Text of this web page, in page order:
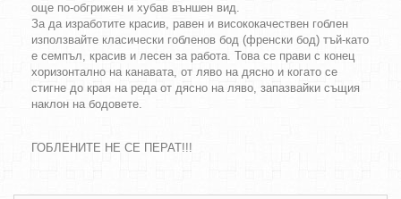
още по-обгрижен и хубав външен вид.
За да изработите красив, равен и висококачествен гоблен
използвайте класически гобленов бод (френски бод) тъй-като
е семпъл, красив и лесен за работа. Това се прави с конец
хоризонтално на канавата, от ляво на дясно и когато се
стигне до края на реда от дясно на ляво, запазвайки същия
наклон на бодовете.
ГОБЛЕНИТЕ НЕ СЕ ПЕРАТ!!!